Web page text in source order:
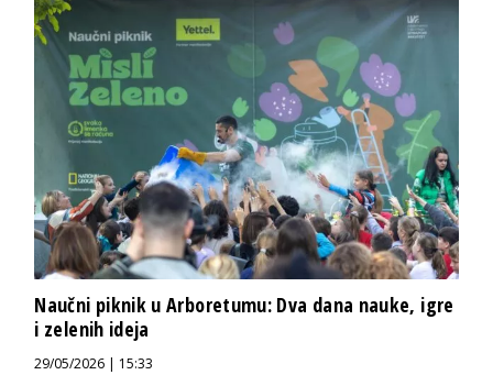
Naučni piknik u Arboretumu: Dva dana nauke, igre
i zelenih ideja
29/05/2026 | 15:33